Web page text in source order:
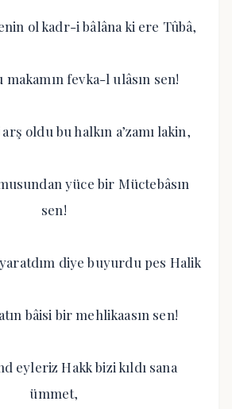
ol kadr-i bâlâna ki ere Tûbâ,
fevka-l ulâsın sen!
oldu bu halkın a’zamı lakin,
yüce bir Müctebâsın
sen!
diye buyurdu pes Halik
bâisi bir mehlikaasın sen!
eyleriz Hakk bizi kıldı sana
ümmet,